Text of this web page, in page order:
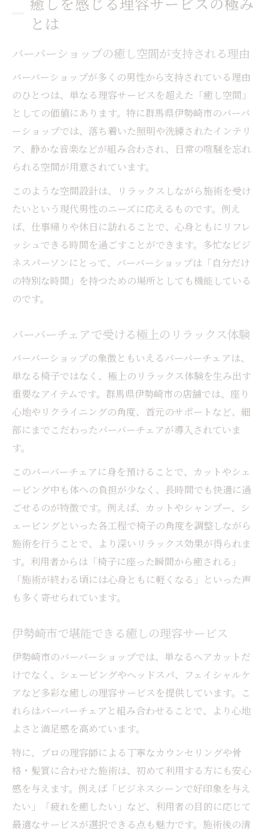
とは
バーバーショップの癒し空間が支持される理由
バーバーショップが多くの男性から支持されている理由
のひとつは、単なる理容サービスを超えた「癒し空間」
としての価値にあります。特に群馬県伊勢崎市のバーバ
ーショップでは、落ち着いた照明や洗練されたインテリ
ア、静かな音楽などが組み合わされ、日常の喧騒を忘れ
られる空間が用意されています。
このような空間設計は、リラックスしながら施術を受け
たいという現代男性のニーズに応えるものです。例え
ば、仕事帰りや休日に訪れることで、心身ともにリフレ
ッシュできる時間を過ごすことができます。多忙なビジ
ネスパーソンにとって、バーバーショップは「自分だけ
の特別な時間」を持つための場所としても機能している
のです。
バーバーチェアで受ける極上のリラックス体験
バーバーショップの象徴ともいえるバーバーチェアは、
単なる椅子ではなく、極上のリラックス体験を生み出す
重要なアイテムです。群馬県伊勢崎市の店舗では、座り
心地やリクライニングの角度、首元のサポートなど、細
部にまでこだわったバーバーチェアが導入されていま
す。
このバーバーチェアに身を預けることで、カットやシェ
ービング中も体への負担が少なく、長時間でも快適に過
ごせるのが特徴です。例えば、カットやシャンプー、シ
ェービングといった各工程で椅子の角度を調整しながら
施術を行うことで、より深いリラックス効果が得られま
す。利用者からは「椅子に座った瞬間から癒される」
「施術が終わる頃には心身ともに軽くなる」といった声
も多く寄せられています。
伊勢崎市で堪能できる癒しの理容サービス
伊勢崎市のバーバーショップでは、単なるヘアカットだ
けでなく、シェービングやヘッドスパ、フェイシャルケ
アなど多彩な癒しの理容サービスを提供しています。こ
れらはバーバーチェアと組み合わせることで、より心地
よさと満足感を高めています。
特に、プロの理容師による丁寧なカウンセリングや骨
格・髪質に合わせた施術は、初めて利用する方にも安心
感を与えます。例えば「ビジネスシーンで好印象を与え
たい」「疲れを癒したい」など、利用者の目的に応じて
最適なサービスが選択できる点も魅力です。施術後の清